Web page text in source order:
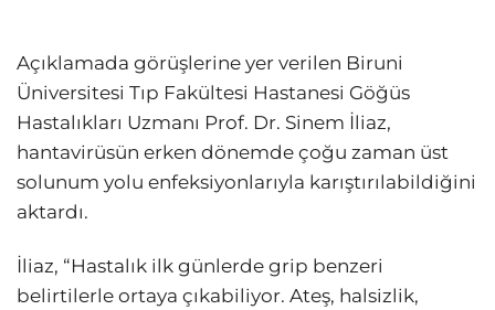
Açıklamada görüşlerine yer verilen Biruni
Üniversitesi Tıp Fakültesi Hastanesi Göğüs
Hastalıkları Uzmanı Prof. Dr. Sinem İliaz,
hantavirüsün erken dönemde çoğu zaman üst
solunum yolu enfeksiyonlarıyla karıştırılabildiğini
aktardı.
İliaz, “Hastalık ilk günlerde grip benzeri
belirtilerle ortaya çıkabiliyor. Ateş, halsizlik,